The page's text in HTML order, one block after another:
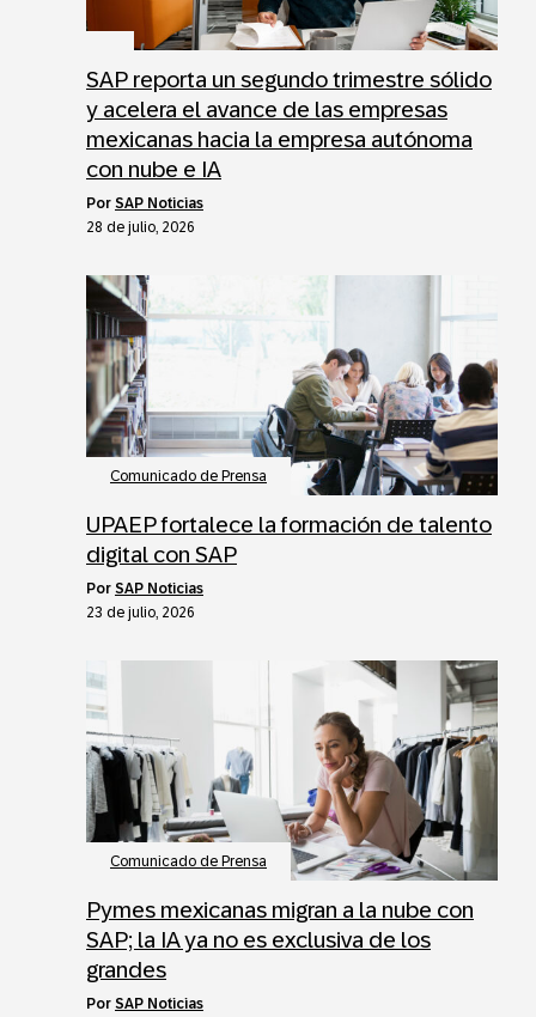
SAP reporta un segundo trimestre sólido
y acelera el avance de las empresas
mexicanas hacia la empresa autónoma
con nube e IA
por SAP Noticias
28 de julio, 2026
Comunicado de Prensa
UPAEP fortalece la formación de talento
digital con SAP
por SAP Noticias
23 de julio, 2026
Comunicado de Prensa
Pymes mexicanas migran a la nube con
SAP; la IA ya no es exclusiva de los
grandes
por SAP Noticias